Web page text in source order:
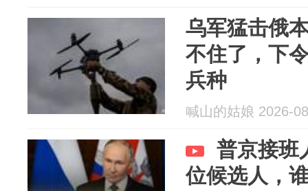
乌军猛击俄
不住了，下
兵种
喊山的姑娘 2026-
普京接班
位候选人，